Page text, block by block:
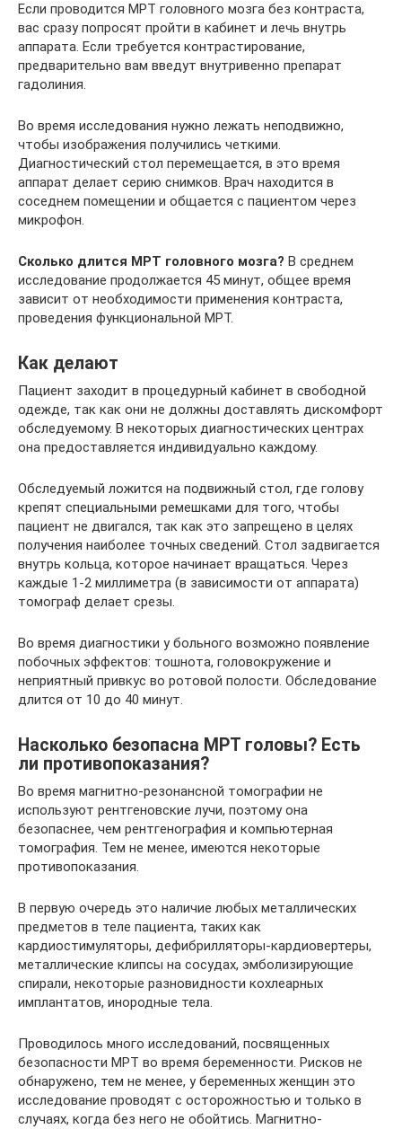
Если проводится МРТ головного мозга без контраста,
вас сразу попросят пройти в кабинет и лечь внутрь
аппарата. Если требуется контрастирование,
предварительно вам введут внутривенно препарат
гадолиния.
Во время исследования нужно лежать неподвижно,
чтобы изображения получились четкими.
Диагностический стол перемещается, в это время
аппарат делает серию снимков. Врач находится в
соседнем помещении и общается с пациентом через
микрофон.
Сколько длится МРТ головного мозга? В среднем
исследование продолжается 45 минут, общее время
зависит от необходимости применения контраста,
проведения функциональной МРТ.
Как делают
Пациент заходит в процедурный кабинет в свободной
одежде, так как они не должны доставлять дискомфорт
обследуемому. В некоторых диагностических центрах
она предоставляется индивидуально каждому.
Обследуемый ложится на подвижный стол, где голову
крепят специальными ремешками для того, чтобы
пациент не двигался, так как это запрещено в целях
получения наиболее точных сведений. Стол задвигается
внутрь кольца, которое начинает вращаться. Через
каждые 1-2 миллиметра (в зависимости от аппарата)
томограф делает срезы.
Во время диагностики у больного возможно появление
побочных эффектов: тошнота, головокружение и
неприятный привкус во ротовой полости. Обследование
длится от 10 до 40 минут.
Насколько безопасна МРТ головы? Есть
ли противопоказания?
Во время магнитно-резонансной томографии не
используют рентгеновские лучи, поэтому она
безопаснее, чем рентгенография и компьютерная
томография. Тем не менее, имеются некоторые
противопоказания.
В первую очередь это наличие любых металлических
предметов в теле пациента, таких как
кардиостимуляторы, дефибрилляторы-кардиовертеры,
металлические клипсы на сосудах, эмболизирующие
спирали, некоторые разновидности кохлеарных
имплантатов, инородные тела.
Проводилось много исследований, посвященных
безопасности МРТ во время беременности. Рисков не
обнаружено, тем не менее, у беременных женщин это
исследование проводят с осторожностью и только в
случаях, когда без него не обойтись. Магнитно-